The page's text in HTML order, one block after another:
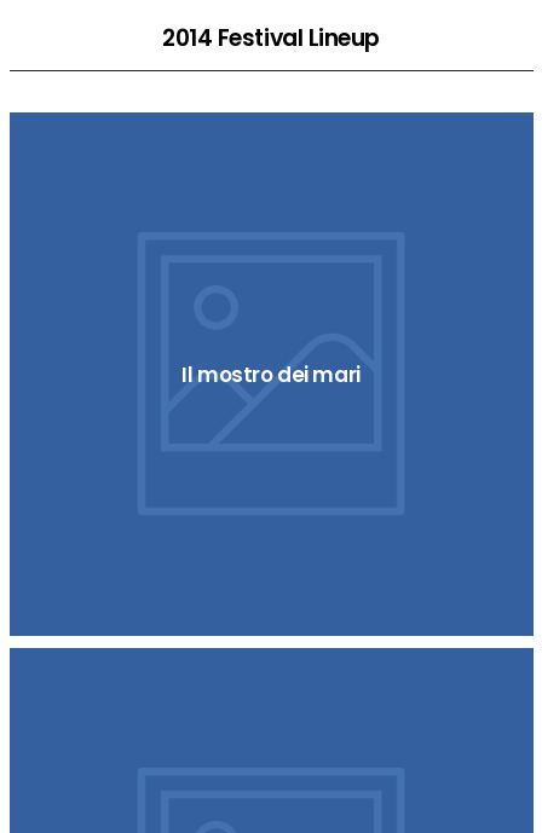
2014 Festival Lineup
Il mostro dei mari